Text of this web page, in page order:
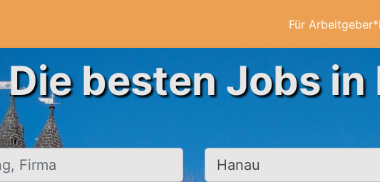
Für
Die besten Jobs in
Ort, Stadt